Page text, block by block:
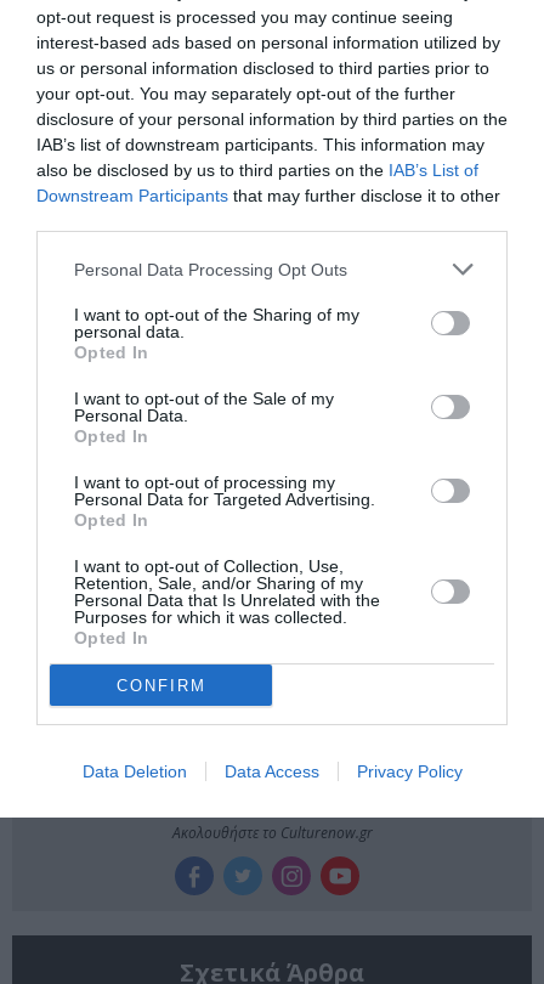
opt-out request is processed you may continue seeing
interest-based ads based on personal information utilized by
us or personal information disclosed to third parties prior to
your opt-out. You may separately opt-out of the further
disclosure of your personal information by third parties on the
IAB’s list of downstream participants. This information may
also be disclosed by us to third parties on the IAB’s List of
Downstream Participants that may further disclose it to other
Personal Data Processing Opt Outs
I want to opt-out of the Sharing of my
personal data.
Opted In
I want to opt-out of the Sale of my
Personal Data.
Opted In
I want to opt-out of processing my
Personal Data for Targeted Advertising.
Opted In
I want to opt-out of Collection, Use,
Retention, Sale, and/or Sharing of my
Personal Data that Is Unrelated with the
Purposes for which it was collected.
Opted In
CONFIRM
Data Deletion Data Access Privacy Policy
Γενική Είσοδος: 15€ | Μειωμένο: 13€
Πληροφορίες / Κρατήσεις:
Τηλ: 210 3455020, 6951269828 | 104.gr
Ακολουθήστε το Culturenow.gr στο Google News
μάθετε πρώτοι όλες τις ειδήσεις
Δείτε όλα τατελευταία νέαγια την Τέχνη και τον
Νέοι Διαγωνισμοί
Tags
ΘΕΑΤΡΙΚΕΣ ΠΑΡΑΣΤΑΣΕΙΣ 2024 - 2025
ΚΩΜΩΔΙΑ
Newsletter
Κάθε βδομάδα στο e-mail σας τα τελευταία νέα για
την Τέχνη και τον Πολιτισμό!
Ακολουθήστε το Culturenow.gr
Σχετικά Άρθρα